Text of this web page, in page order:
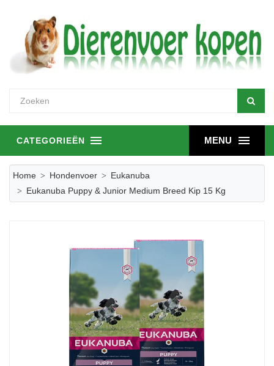
MENU
CATEGORIEËN
Home Hondenvoer
Eukanuba
Eukanuba Puppy & Junior Medium Breed Kip 15 Kg